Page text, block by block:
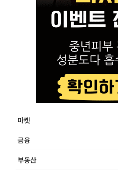
마켓
금융
부동산